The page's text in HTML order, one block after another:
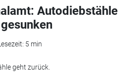
Autodiebstähle
5 min
geht zurück.